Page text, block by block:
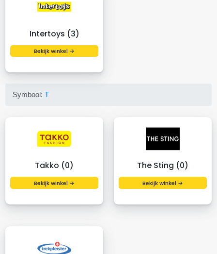
Intertoys (3)
Bekijk winkel →
Symbool:T
Takko (0)
Bekijk winkel →
The Sting (0)
Bekijk winkel →